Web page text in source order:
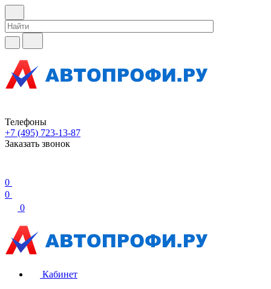
Телефоны
+7 (495) 723-13-87
Заказать звонок
0
0
0
Кабинет